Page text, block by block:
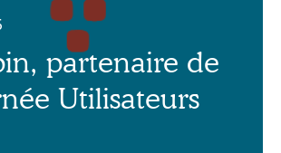
partenaire de
Utilisateurs